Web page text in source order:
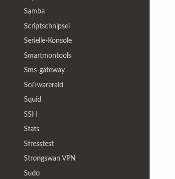
Samba
Scriptschnipsel
Serielle-Konsole
Smartmontools
Sms-gateway
Softwareraid
Squid
SSH
Stats
Stresstest
Strongswan VPN
Sudo